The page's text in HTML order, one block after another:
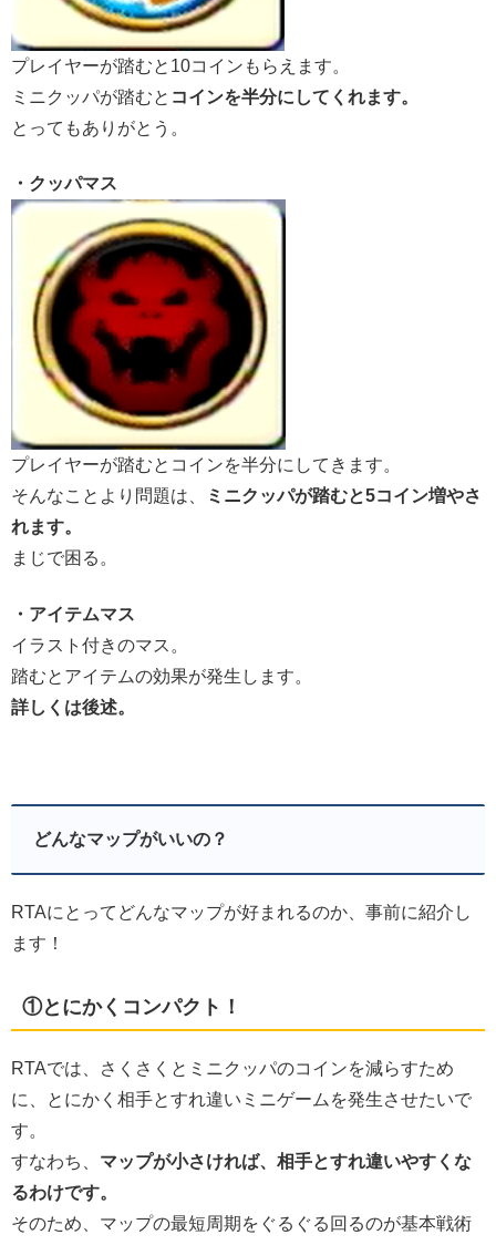
プレイヤーが踏むと10コインもらえます。
ミニクッパが踏むと コインを半分にしてくれます。
とってもありがとう。
・クッパマス
プレイヤーが踏むとコインを半分にしてきます。
そんなことより問題は、
ミニクッパが踏むと5コイン増やさ
れます。
まじで困る。
・アイテムマス
イラスト付きのマス。
踏むとアイテムの効果が発生します。
詳しくは後述。
どんなマップがいいの？
RTAにとってどんなマップが好まれるのか、事前に紹介し
ます！
①とにかくコンパクト！
RTAでは、さくさくとミニクッパのコインを減らすため
に、とにかく相手とすれ違いミニゲームを発生させたいで
す。
すなわち、 マップが小さければ、相手とすれ違いやすくな
るわけです。
そのため、マップの最短周期をぐるぐる回るのが基本戦術